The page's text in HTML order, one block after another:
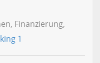
Finanzierung,